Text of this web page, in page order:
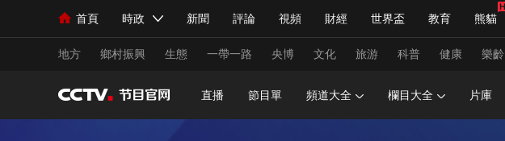
首頁 時政 新聞 評論 視頻 財經 世界盃 教育 熊貓
人民領袖習近平 聯播+ 中國領導人 央視快評 習式妙語 熱解讀 天天學習
直播 片庫 欄目大全 節目單 聽音 微視頻 主持人 下載央視影音
海外頻道 iPanda English Монгол
地方 鄉村振興 生態 一帶一路 央博 文化 旅游 科普 健康 樂齡
直播 節目單 頻道大全 欄目大全 片庫